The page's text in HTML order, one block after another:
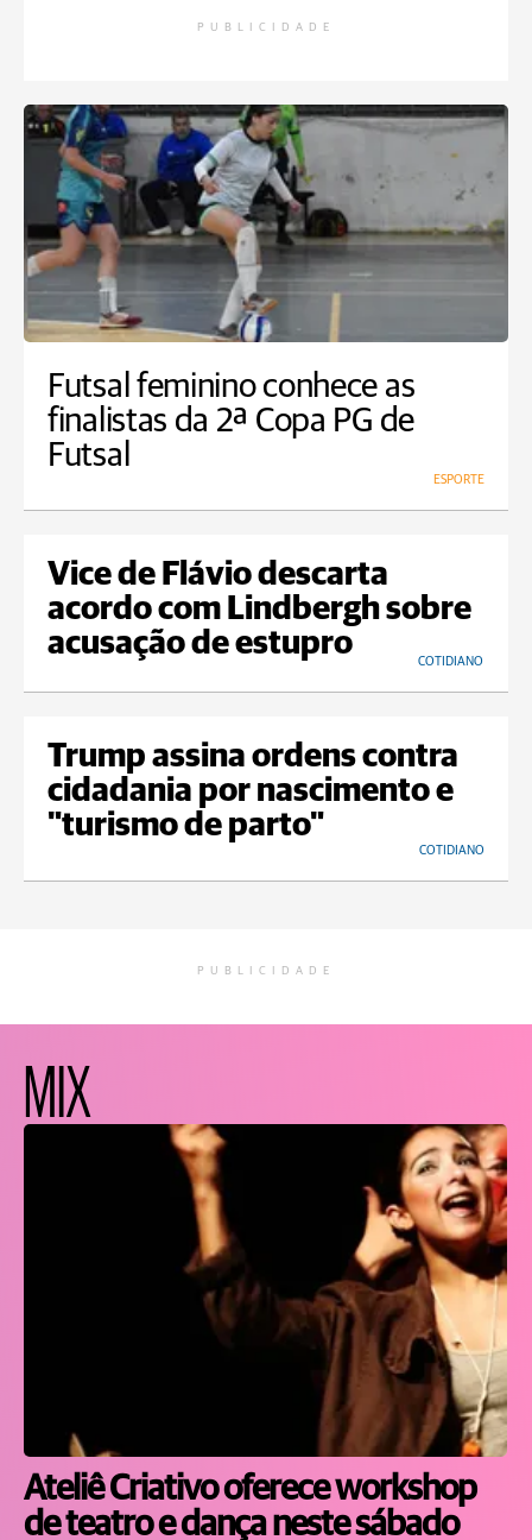
PUBLICIDADE
Futsal feminino conhece as
finalistas da 2ª Copa PG de
Futsal
ESPORTE
Vice de Flávio descarta
acordo com Lindbergh sobre
acusação de estupro
COTIDIANO
Trump assina ordens contra
cidadania por nascimento e
"turismo de parto"
COTIDIANO
PUBLICIDADE
MIX
Ateliê Criativo oferece workshop
de teatro e dança neste sábado